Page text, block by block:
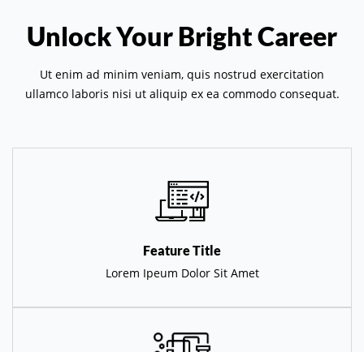
Unlock Your Bright Career
Ut enim ad minim veniam, quis nostrud exercitation
ullamco laboris nisi ut aliquip ex ea commodo consequat.
Feature Title
Lorem Ipeum Dolor Sit Amet